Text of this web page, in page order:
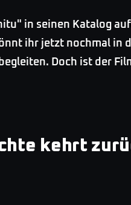
in seinen Katalog
ihr jetzt nochmal in
Doch ist der
kehrt